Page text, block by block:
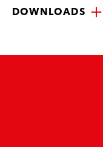
DOWNLOADS